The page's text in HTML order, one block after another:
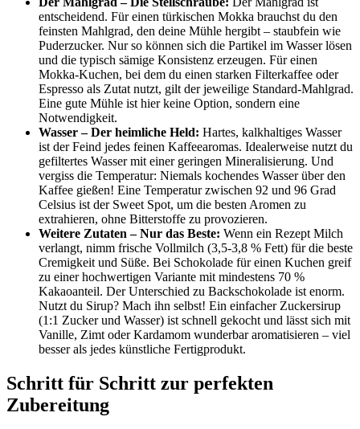
entscheidend. Für einen türkischen Mokka brauchst du den
feinsten Mahlgrad, den deine Mühle hergibt – staubfein wie
Puderzucker. Nur so können sich die Partikel im Wasser lösen
und die typisch sämige Konsistenz erzeugen. Für einen
Mokka-Kuchen, bei dem du einen starken Filterkaffee oder
Espresso als Zutat nutzt, gilt der jeweilige Standard-Mahlgrad.
Eine gute Mühle ist hier keine Option, sondern eine
Notwendigkeit.
Wasser – Der heimliche Held: Hartes, kalkhaltiges Wasser
ist der Feind jedes feinen Kaffeearomas. Idealerweise nutzt du
gefiltertes Wasser mit einer geringen Mineralisierung. Und
vergiss die Temperatur: Niemals kochendes Wasser über den
Kaffee gießen! Eine Temperatur zwischen 92 und 96 Grad
Celsius ist der Sweet Spot, um die besten Aromen zu
extrahieren, ohne Bitterstoffe zu provozieren.
Weitere Zutaten – Nur das Beste: Wenn ein Rezept Milch
verlangt, nimm frische Vollmilch (3,5-3,8 % Fett) für die beste
Cremigkeit und Süße. Bei Schokolade für einen Kuchen greif
zu einer hochwertigen Variante mit mindestens 70 %
Kakaoanteil. Der Unterschied zu Backschokolade ist enorm.
Nutzt du Sirup? Mach ihn selbst! Ein einfacher Zuckersirup
(1:1 Zucker und Wasser) ist schnell gekocht und lässt sich mit
Vanille, Zimt oder Kardamom wunderbar aromatisieren – viel
besser als jedes künstliche Fertigprodukt.
Schritt für Schritt zur perfekten
Zubereitung